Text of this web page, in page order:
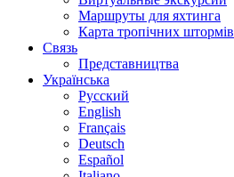
Маршруты для яхтинга
Карта тропічних штормів
Связь
Представництва
Українська
Русский
English
Français
Deutsch
Español